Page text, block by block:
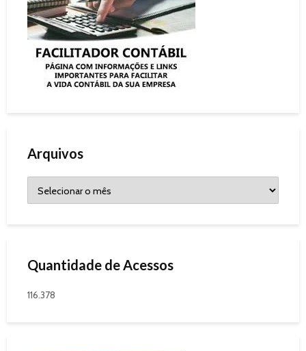
Arquivos
Quantidade de Acessos
116.378